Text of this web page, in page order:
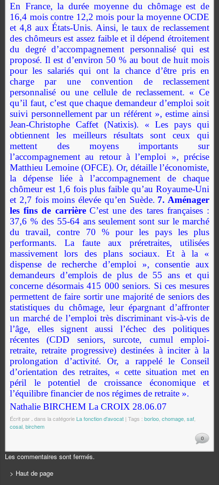
En France, la durée moyenne du chômage est de
16,4 mois contre 12,2 mois pour la moyenne OCDE
et 4,8 aux États-Unis. Ainsi, le taux de reclassement
des chômeurs est assez faible et il dépend étroitement
du degré d’accompagnement personnalisé qui est
proposé. Il est d’environ 50 % au bout de huit mois
pour les salariés qui ont la chance d’être pris en
charge par une convention de reclassement
personnalisé ou une cellule de reclassement. « Ce
qu’il faut, c’est que chaque demandeur d’emploi soit
suivi personnellement par un référent », estime ainsi
Jean-Christophe Caffet (Natixis). « Les pays qui
obtiennent les meilleurs résultats sont ceux qui
mettent des moyens importants sur
l’accompagnement au retour à l’emploi », précise
Matthieu Lemoine (OFCE). Or, détaille l’économiste,
la dépense liée à l’accompagnement de chaque
chômeur est 1,6 fois plus faible qu’au Royaume-Uni
et 2,7 fois moins élevée qu’en Suède. 7. Aménager
les fins de carrière C’est une des tares françaises :
37,6 % des 55-64 ans seulement sont sur le marché
du travail, contre 70 % pour les pays les plus
performants. La faute aux préretraites, utilisées
massivement lors des plans sociaux. Et à la «
dispense de recherche d’emploi », consentie aux
demandeurs d’emplois de plus de 55 ans et qui
concerne désormais 415 000 seniors. Si ces mesures
permettent de faire sortir une majorité de seniors des
statistiques du chômage, leur épargnant d’affronter
un marché de l’emploi très discriminant vis-à-vis de
l’âge, elles signent aussi l’échec des politiques
récentes (CDD seniors, surcote, cumul emploi-
retraite, retraite progressive) destinées à inciter à la
prolongation d’activité. Or, a rappelé le Conseil
d’orientation des retraites, « cette situation met en
péril le potentiel de croissance économique et
l’équilibre financier de nos régimes de retraite ».
Nathalie BIRCHEM La CROIX 28.06.07
Écrit par dans la catégorie La fonction d'avocat | Tags : borloo chomage saf
cosal birchem
0
Les commentaires sont fermés.
> Haut de page